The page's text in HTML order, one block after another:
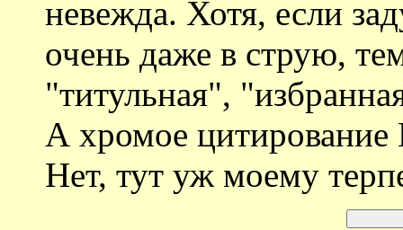
невежда. Хотя, если
очень даже в струю,
"титульная",
А хромое цитирование
Нет, тут уж моему